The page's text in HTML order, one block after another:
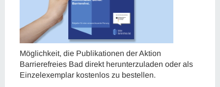
Möglichkeit, die Publikationen der Aktion
Barrierefreies Bad direkt herunterzuladen oder als
Einzelexemplar kostenlos zu bestellen.